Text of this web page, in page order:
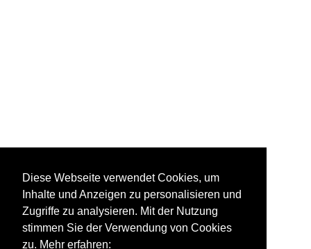
Diese Webseite verwendet Cookies, um
Inhalte und Anzeigen zu personalisieren und
Zugriffe zu analysieren. Mit der Nutzung
stimmen Sie der Verwendung von Cookies
zu. Mehr erfahren: